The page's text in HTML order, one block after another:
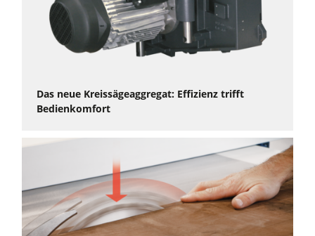
Das neue Kreissägeaggregat: Effizienz trifft
Bedienkomfort